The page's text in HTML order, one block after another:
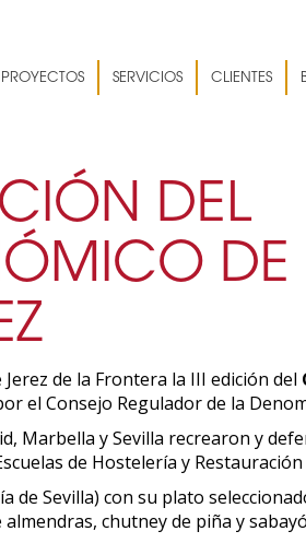
PROYECTOS SERVICIOS CLIENTES
DEL
de la Frontera la III edición del
el Consejo Regulador de la
Marbella y Sevilla recrearon y
de Hostelería y
de Sevilla) con su plato
chutney de piña y